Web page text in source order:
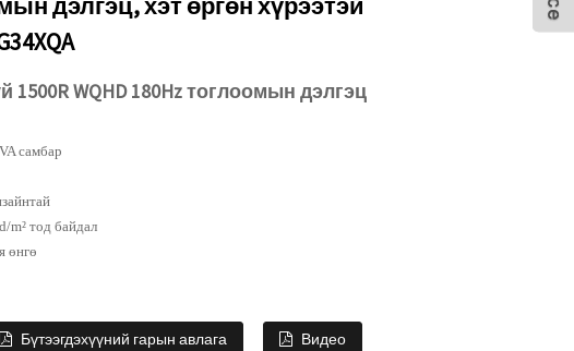
WQHD 180Hz тоглоомын дэлгэц
самбар
m² тод байдал
өнгө
Бүтээгдэхүүний гарын авлага Видео